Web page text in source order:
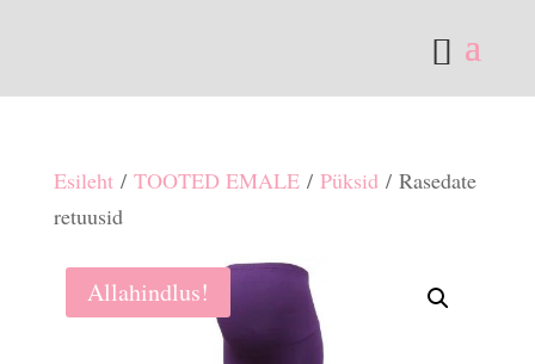
Esileht/ TOOTED EMALE/ Püksid/ Rasedate
retuusid
Allahindlus!